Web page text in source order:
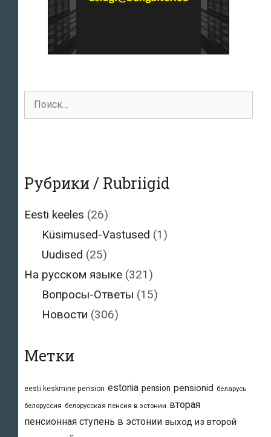
Поиск
для:
Рубрики / Rubriigid
Eesti keeles (26)
Küsimused-Vastused (1)
Uudised (25)
На русском языке (321)
Вопросы-Ответы (15)
Новости (306)
Метки
eesti keskmine pension estonia pension pensionid беларусь
белоруссия белорусская пенсия в эстонии вторая
пенсионная ступень в эстонии выход из второй